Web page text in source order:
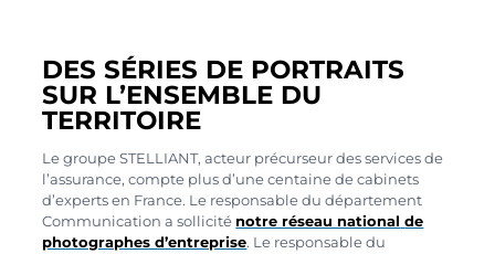
DES SÉRIES DE PORTRAITS
SUR L’ENSEMBLE DU
TERRITOIRE
Le groupe STELLIANT, acteur précurseur des services de
l’assurance, compte plus d’une centaine de cabinets
d’experts en France. Le responsable du département
Communication a sollicité notre réseau national de
photographes d’entreprise. Le responsable du